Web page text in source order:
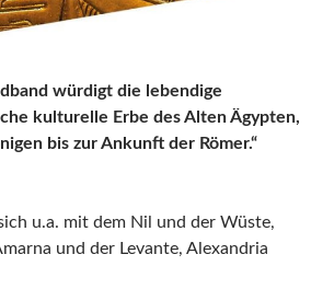
würdigt die lebendige
kulturelle Erbe des Alten Ägypten,
bis zur Ankunft der Römer.“
u.a. mit dem Nil und der Wüste,
und der Levante, Alexandria